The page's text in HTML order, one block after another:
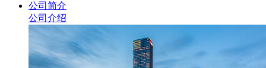
公司简介
公司介绍